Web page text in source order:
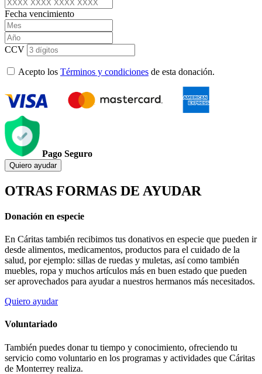
Fecha vencimiento
CCV
Acepto los Términos y condiciones de esta donación.
Pago Seguro
Quiero ayudar
OTRAS FORMAS DE AYUDAR
Donación en especie
En Cáritas también recibimos tus donativos en especie que pueden ir
desde alimentos, medicamentos, productos para el cuidado de la
salud, por ejemplo: sillas de ruedas y muletas, así como también
muebles, ropa y muchos artículos más en buen estado que pueden
ser aprovechados para ayudar a nuestros hermanos más necesitados.
Quiero ayudar
Voluntariado
También puedes donar tu tiempo y conocimiento, ofreciendo tu
servicio como voluntario en los programas y actividades que Cáritas
de Monterrey realiza.